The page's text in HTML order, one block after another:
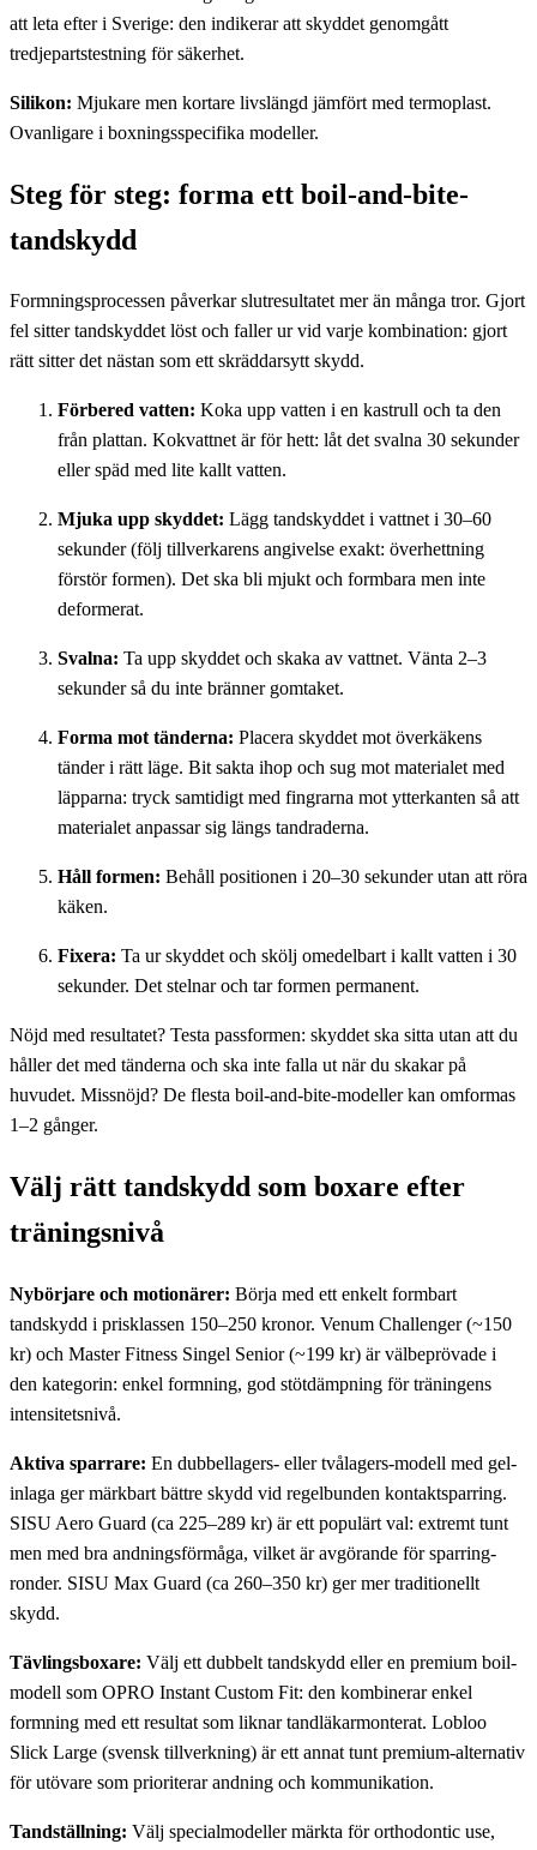
att leta efter i Sverige: den indikerar att skyddet genomgått
tredjepartstestning för säkerhet.
Silikon: Mjukare men kortare livslängd jämfört med termoplast.
Ovanligare i boxningsspecifika modeller.
Steg för steg: forma ett boil-and-bite-
tandskydd
Formningsprocessen påverkar slutresultatet mer än många tror. Gjort
fel sitter tandskyddet löst och faller ur vid varje kombination: gjort
rätt sitter det nästan som ett skräddarsytt skydd.
Förbered vatten: Koka upp vatten i en kastrull och ta den
från plattan. Kokvattnet är för hett: låt det svalna 30 sekunder
eller späd med lite kallt vatten.
Mjuka upp skyddet: Lägg tandskyddet i vattnet i 30–60
sekunder (följ tillverkarens angivelse exakt: överhettning
förstör formen). Det ska bli mjukt och formbara men inte
deformerat.
Svalna: Ta upp skyddet och skaka av vattnet. Vänta 2–3
sekunder så du inte bränner gomtaket.
Forma mot tänderna: Placera skyddet mot överkäkens
tänder i rätt läge. Bit sakta ihop och sug mot materialet med
läpparna: tryck samtidigt med fingrarna mot ytterkanten så att
materialet anpassar sig längs tandraderna.
Håll formen: Behåll positionen i 20–30 sekunder utan att röra
käken.
Fixera: Ta ur skyddet och skölj omedelbart i kallt vatten i 30
sekunder. Det stelnar och tar formen permanent.
Nöjd med resultatet? Testa passformen: skyddet ska sitta utan att du
håller det med tänderna och ska inte falla ut när du skakar på
huvudet. Missnöjd? De flesta boil-and-bite-modeller kan omformas
1–2 gånger.
Välj rätt tandskydd som boxare efter
träningsnivå
Nybörjare och motionärer: Börja med ett enkelt formbart
tandskydd i prisklassen 150–250 kronor. Venum Challenger (~150
kr) och Master Fitness Singel Senior (~199 kr) är välbeprövade i
den kategorin: enkel formning, god stötdämpning för träningens
intensitetsnivå.
Aktiva sparrare: En dubbellagers- eller tvålagers-modell med gel-
inlaga ger märkbart bättre skydd vid regelbunden kontaktsparring.
SISU Aero Guard (ca 225–289 kr) är ett populärt val: extremt tunt
men med bra andningsförmåga, vilket är avgörande för sparring-
ronder. SISU Max Guard (ca 260–350 kr) ger mer traditionellt
skydd.
Tävlingsboxare: Välj ett dubbelt tandskydd eller en premium boil-
modell som OPRO Instant Custom Fit: den kombinerar enkel
formning med ett resultat som liknar tandläkarmonterat. Lobloo
Slick Large (svensk tillverkning) är ett annat tunt premium-alternativ
för utövare som prioriterar andning och kommunikation.
Tandställning: Välj specialmodeller märkta för orthodontic use,